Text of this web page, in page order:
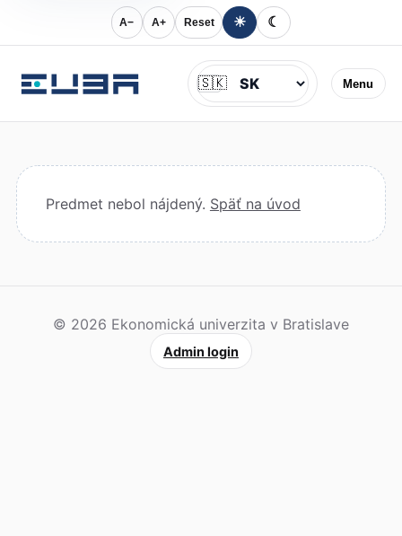
A− A+ Reset ☀ ☾
Menu
Jazyk
🇸🇰
Predmet nebol nájdený. Späť na úvod
© 2026 Ekonomická univerzita v Bratislave
Admin login